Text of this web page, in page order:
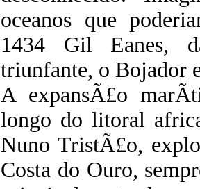
oceanos que
1434 Gil Eanes,
triunfante, o Bojador
A expansÃ£o
longo do litoral
Nuno TristÃ£o,
Costa do Ouro,